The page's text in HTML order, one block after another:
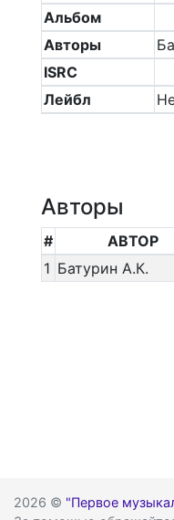
Альбом
Авторы
ISRC
Лейбл
Авторы
# АВТОР
1 Батурин А.К.
2026 © "Первое